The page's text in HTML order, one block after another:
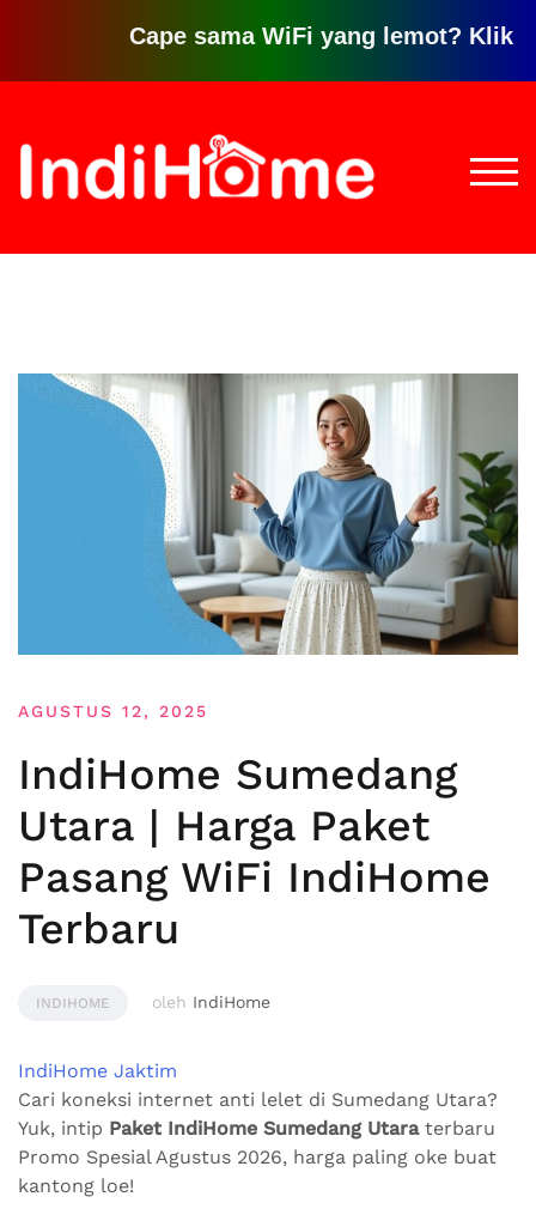
Cape sama WiFi yang lemot? Klik
konten
AGUSTUS 12, 2025
IndiHome Sumedang
Utara | Harga Paket
Pasang WiFi IndiHome
Terbaru
INDIHOME oleh IndiHome
IndiHome Jaktim
Cari koneksi internet anti lelet di Sumedang Utara?
Yuk, intip Paket IndiHome Sumedang Utaraterbaru
Promo Spesial Agustus 2026, harga paling oke buat
kantong loe!